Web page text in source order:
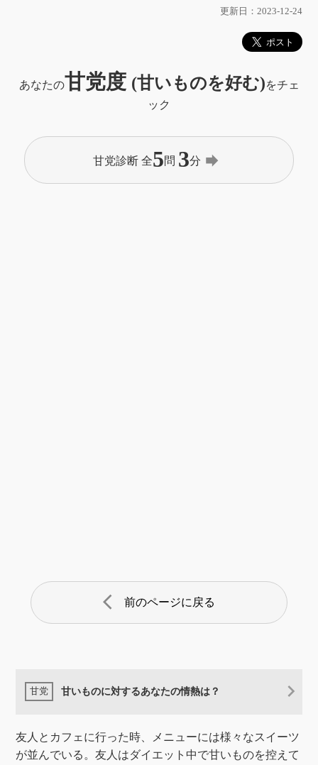
更新日：2023-12-24
あなたの甘党度 (甘いものを好む)をチェ
ック
甘党診断 全5問 3分 forward
arrow_back_ios 前のページに戻る
甘いものに対するあなたの情熱は？
友人とカフェに行った時、メニューには様々なスイーツ
が並んでいる。友人はダイエット中で甘いものを控えて